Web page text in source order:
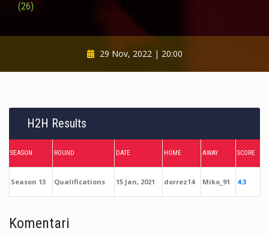
(26)
29 Nov, 2022 | 20:00
H2H Results
SEASON ROUND DATE HOME AWAY SCORE
Season 13 Qualifications 15 Jan, 2021 dorrez14 Miko_91 4:3
Komentari